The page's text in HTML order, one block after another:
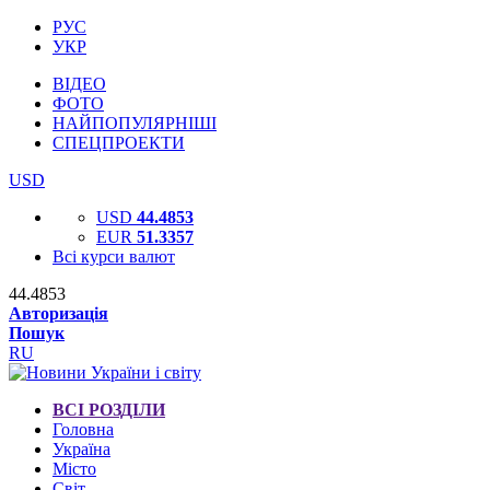
РУС
УКР
ВІДЕО
ФОТО
НАЙПОПУЛЯРНІШІ
СПЕЦПРОЕКТИ
USD
USD 44.4853
EUR 51.3357
Всі курси валют
44.4853
Авторизація
Пошук
RU
ВСІ РОЗДІЛИ
Головна
Україна
Місто